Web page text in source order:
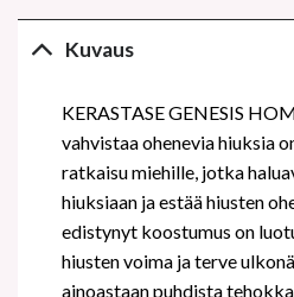
Kuvaus
KERASTASE GENESIS
vahvistaa ohenevia hiuksia
ratkaisu miehille, jotka
hiuksiaan ja estää hiusten
edistynyt koostumus on
hiusten voima ja terve
ainoastaan puhdista